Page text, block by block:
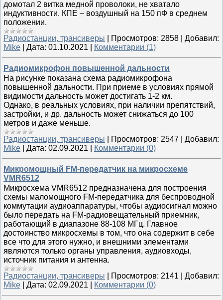
домотал 2 витка медной проволоки, не хватало
индуктивности. КПЕ – воздушный на 150 пФ в среднем
положении.
Радиостанции, трансиверы
Просмотров: 2858
Добавил:
Mike
Дата: 01.10.2021 Комментарии (1)
Радиомикрофон повышенной дальности
На рисунке показана схема радиомикрофона
повышенной дальности. При приеме в условиях прямой
видимости дальность может достигать 1-2 км.
Однако, в реальных условиях, при наличии препятствий,
застройки, и др. дальность может снижаться до 100
метров и даже меньше.
Радиостанции, трансиверы
Просмотров: 2547
Добавил:
Mike
Дата: 02.09.2021 Комментарии (0)
Микромощный FM-передатчик на микросхеме
VMR6512
Микросхема VMR6512 предназначена для построения
схемы маломощного FM-передатчика для беспроводной
коммутации аудиоаппаратуры, чтобы аудиосигнал можно
было передать на FM-радиовещательный приемник,
работающий в диапазоне 88-108 МГц. Главное
достоинство микросхемы в том, что она содержит в себе
все что для этого нужно, и внешними элементами
являются только органы управления, аудиовходы,
источник питания и антенна.
Радиостанции, трансиверы
Просмотров: 2141
Добавил:
Mike
Дата: 02.09.2021 Комментарии (0)